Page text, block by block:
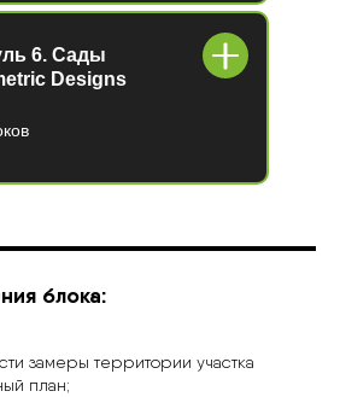
6. Сады
Designs
блока:
замеры территории участка
план;